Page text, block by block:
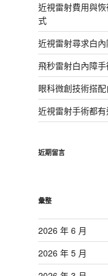
近視雷射費用與
式
近視雷射尋求白
飛秒雷射白內障
眼科微創技術搭
近視雷射手術都
近期留言
彙整
2026 年 6 月
2026 年 5 月